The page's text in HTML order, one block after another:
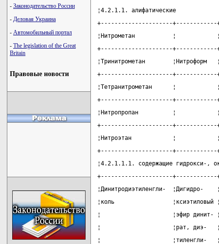
- Законодательство России
- Деловая Украина
- Автомобильный портал
- The legislation of the Great
Britain
Правовые новости
¦4.2.1.1. алифатические
+---------------------+------------
¦Нитрометан           ¦
+---------------------+------------
¦Тринитрометан
+---------------------+------------
¦Тетранитрометан      ¦
+---------------------+------------
¦Нитропропан          ¦
+---------------------+------------
¦Нитроэтан            ¦
+---------------------+------------
¦4.2.1.1.1. содержащие гидрокси-,
+---------------------+------------
¦Динитродиэтиленгли-
¦коль
¦                     ¦эфир
¦                     ¦рат, диэ-
¦